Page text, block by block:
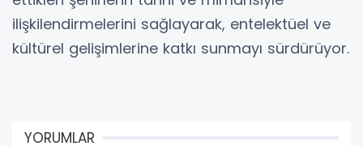
ilişkilendirmelerini sağlayarak, entelektüel ve
kültürel gelişimlerine katkı sunmayı sürdürüyor.
YORUMLAR